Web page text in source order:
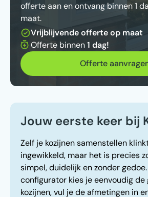
offerte aan en ontvang binnen 1
maat.
Vrijblijvende offerte op maat
Offerte
Offerte binnen1 dag!
Jouw eerste keer bij
Zelf je kozijnen samenstellen
ingewikkeld, maar het is precies
simpel, duidelijk en zonder
configurator kies je eenvoudig de
kozijnen, vul je de afmetingen in